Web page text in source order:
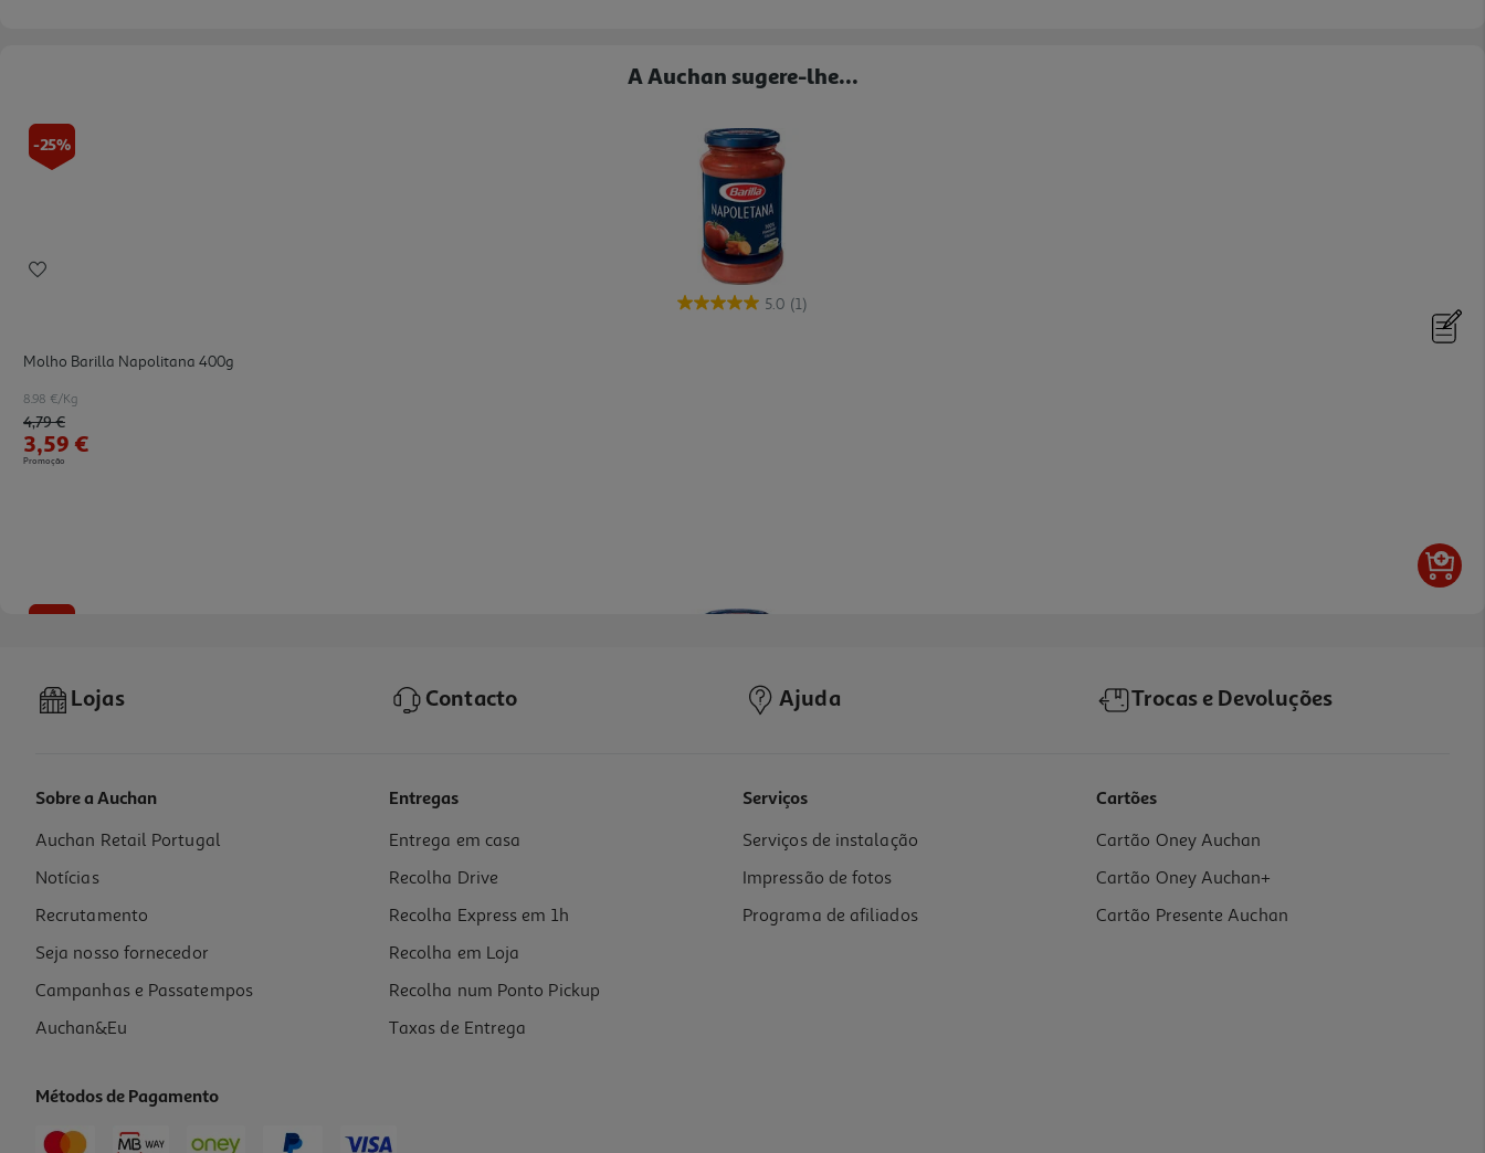
A Auchan sugere-lhe...
-25%
5.0 (1)
Molho Barilla Napolitana 400g
8.98 €/Kg
Price reduced from
4,79 €to
3,59 €
Promoção
Molho Barilla Tomate E Ricotta 400g
9.35 €/Kg
3,74 €
-25%
Lojas Contacto Ajuda Trocas e Devoluções
Sobre a Auchan
Auchan Retail Portugal
Notícias
Recrutamento
Seja nosso fornecedor
Campanhas e Passatempos
Auchan&Eu
Entregas
Entrega em casa
Recolha Drive
Recolha Express em 1h
Recolha em Loja
Recolha num Ponto Pickup
Taxas de Entrega
Serviços
Serviços de instalação
Impressão de fotos
Programa de afiliados
Cartões
Cartão Oney Auchan
Cartão Oney Auchan+
Cartão Presente Auchan
Métodos de Pagamento